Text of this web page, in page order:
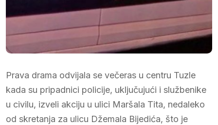
Prava drama odvijala se večeras u centru Tuzle
kada su pripadnici policije, uključujući i službenike
u civilu, izveli akciju u ulici Maršala Tita, nedaleko
od skretanja za ulicu Džemala Bijedića, što je